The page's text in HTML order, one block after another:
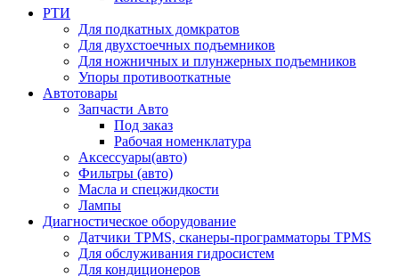
РТИ
Для подкатных домкратов
Для двухстоечных подъемников
Для ножничных и плунжерных подъемников
Упоры противооткатные
Автотовары
Запчасти Авто
Под заказ
Рабочая номенклатура
Аксессуары(авто)
Фильтры (авто)
Масла и спецжидкости
Лампы
Диагностическое оборудование
Датчики TPMS, сканеры-программаторы TPMS
Для обслуживания гидросистем
Для кондиционеров